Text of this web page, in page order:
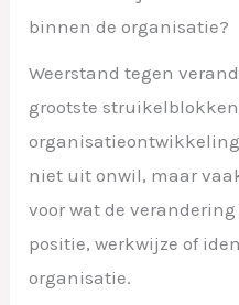
binnen de organisatie?
Weerstand tegen
grootste
niet uit onwil, maar
voor wat de
positie, werkwijze of
organisatie.